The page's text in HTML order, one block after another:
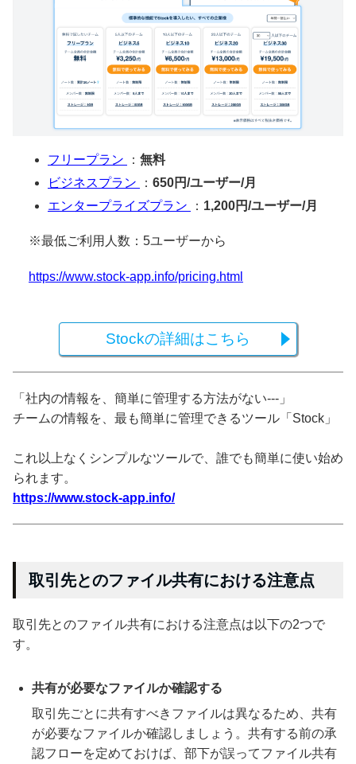
フリープラン ： 無料
ビジネスプラン
： 650円/ユーザー/月
エンタープライズプラン
： 1,200円/ユーザー/月
※最低ご利用人数：5ユーザーから
https://www.stock-app.info/pricing.html
Stockの詳細はこちら
「社内の情報を、簡単に管理する方法がない---」
チームの情報を、最も簡単に管理できるツール「Stock」
これ以上なくシンプルなツールで、誰でも簡単に使い始め
られます。
https://www.stock-app.info/
取引先とのファイル共有における注意点
取引先とのファイル共有における注意点は以下の2つで
す。
共有が必要なファイルか確認する
取引先ごとに共有すべきファイルは異なるため、共有
が必要なファイルか確認しましょう。共有する前の承
認フローを定めておけば、部下が誤ってファイル共有